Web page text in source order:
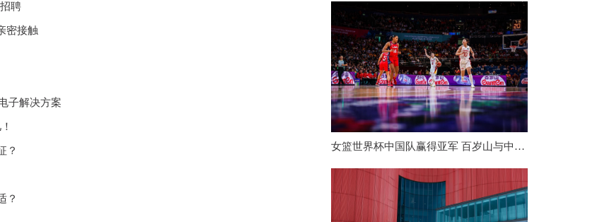
聘
密接触
子解决方案
？
？
女篮世界杯中国队赢得亚军 百岁山与中国体育相伴走向世界